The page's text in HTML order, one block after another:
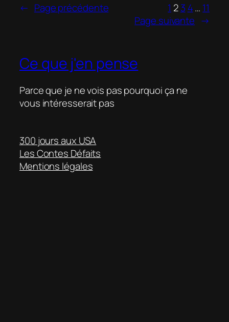
← Page précédente 1 23 4… 11
Page suivante →
Ce que j'en pense
Parce que je ne vois pas pourquoi ça ne
vous intéresserait pas
300 jours aux USA
Les Contes Défaits
Mentions légales